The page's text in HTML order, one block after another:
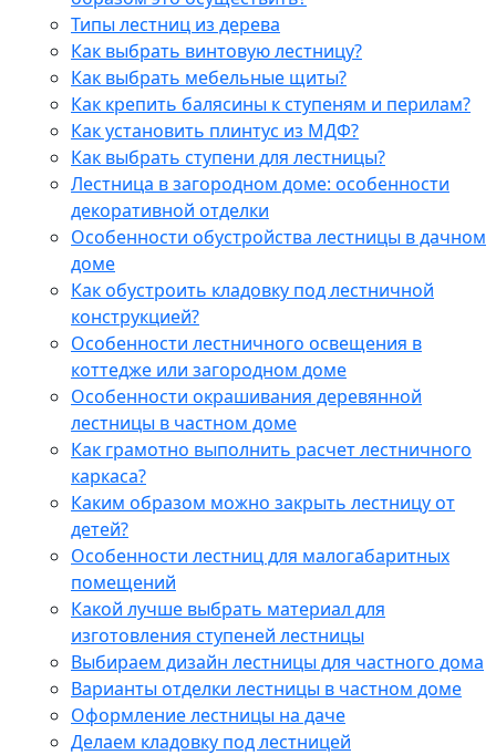
Типы лестниц из дерева
Как выбрать винтовую лестницу?
Как выбрать мебельные щиты?
Как крепить балясины к ступеням и перилам?
Как установить плинтус из МДФ?
Как выбрать ступени для лестницы?
Лестница в загородном доме: особенности
декоративной отделки
Особенности обустройства лестницы в дачном
доме
Как обустроить кладовку под лестничной
конструкцией?
Особенности лестничного освещения в
коттедже или загородном доме
Особенности окрашивания деревянной
лестницы в частном доме
Как грамотно выполнить расчет лестничного
каркаса?
Каким образом можно закрыть лестницу от
детей?
Особенности лестниц для малогабаритных
помещений
Какой лучше выбрать материал для
изготовления ступеней лестницы
Выбираем дизайн лестницы для частного дома
Варианты отделки лестницы в частном доме
Оформление лестницы на даче
Делаем кладовку под лестницей